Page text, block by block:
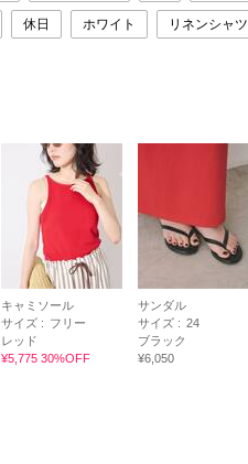
休日 ホワイト リネンシャツ
キャミソール
サイズ : フリー
レッド
¥5,775 30%OFF
サンダル
サイズ : 24
ブラック
¥6,050